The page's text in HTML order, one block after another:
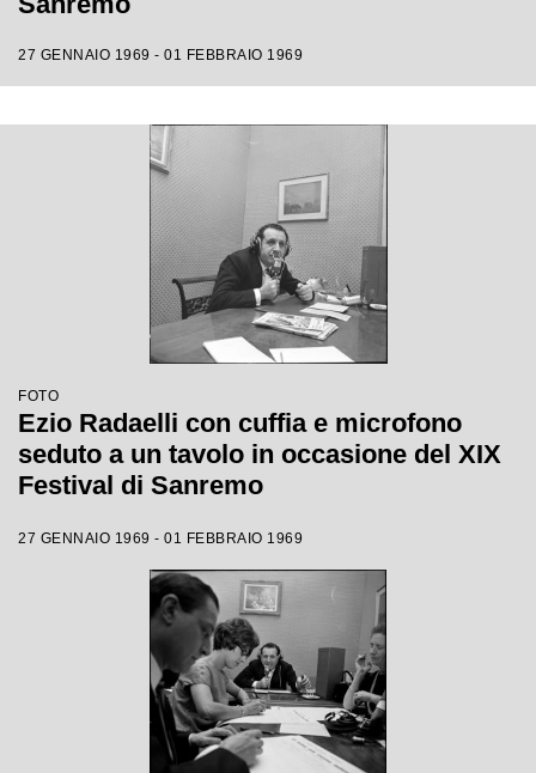
27 GENNAIO 1969 - 01 FEBBRAIO 1969
FOTO
Ezio Radaelli con cuffia e microfono
seduto a un tavolo in occasione del XIX
Festival di Sanremo
27 GENNAIO 1969 - 01 FEBBRAIO 1969